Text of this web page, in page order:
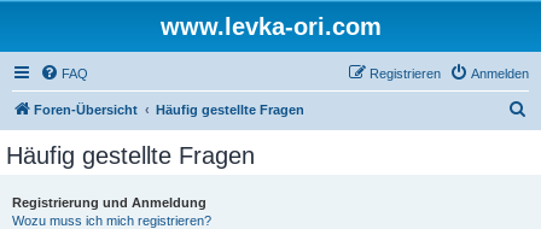
www.levka-ori.com
FAQ Anmelden
Registrieren
Foren-Übersicht Häufig gestellte Fragen
Häufig gestellte Fragen
Registrierung und Anmeldung
Wozu muss ich mich registrieren?